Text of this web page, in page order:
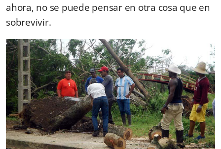
ahora, no se puede pensar en otra cosa que en
sobrevivir.